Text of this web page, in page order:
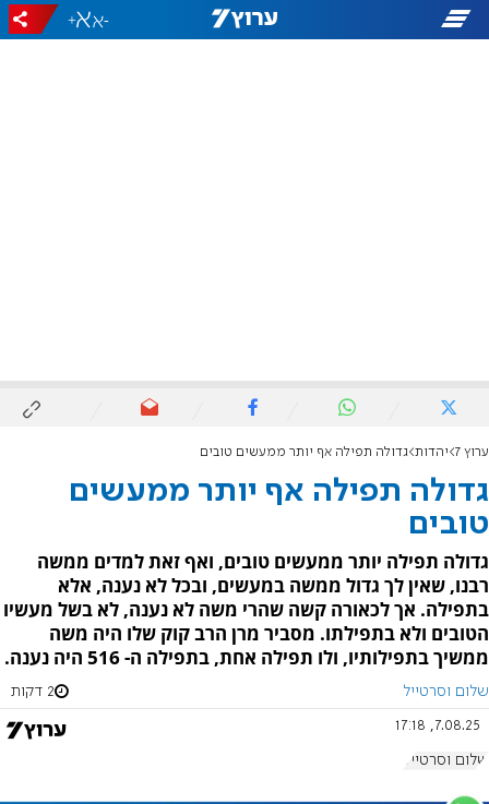
-
+
ערוץ 7 יהדות גדולה תפילה אף יותר ממעשים טובים
גדולה תפילה אף יותר ממעשים
טובים
גדולה תפילה יותר ממעשים טובים, ואף זאת למדים ממשה
רבנו, שאין לך גדול ממשה במעשים, ובכל לא נענה, אלא
בתפילה. אך לכאורה קשה שהרי משה לא נענה, לא בשל מעשיו
הטובים ולא בתפילתו. מסביר מרן הרב קוק שלו היה משה
ממשיך בתפילותיו, ולו תפילה אחת, בתפילה ה- 516 היה נענה.
שלום וסרטייל 2 דקות
7.08.25, 17:18
שלום וסרטייל